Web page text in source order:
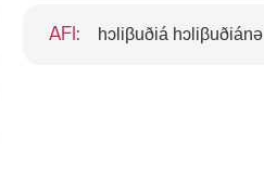
AFI : hɔliβuðiá hɔliβuðiánə